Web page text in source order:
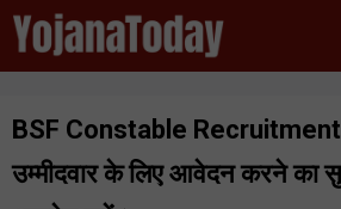
Skip
to
content
BSF Constable Recruitment
उम्मीदवार के लिए आवेदन करने का